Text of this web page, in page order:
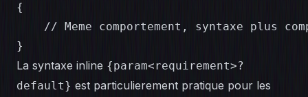
{
// Meme comportement, syntaxe plus
}
La syntaxe inline {param<requirement>?
default} est particulierement pratique pour les